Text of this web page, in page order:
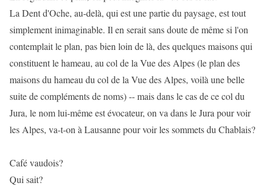
La Dent d'Oche, au-delà, qui est une partie du paysage, est tout
simplement inimaginable. Il en serait sans doute de même si l'on
contemplait le plan, pas bien loin de là, des quelques maisons qui
constituent le hameau, au col de la Vue des Alpes (le plan des
maisons du hameau du col de la Vue des Alpes, voilà une belle
suite de compléments de noms) -- mais dans le cas de ce col du
Jura, le nom lui-même est évocateur, on va dans le Jura pour voir
les Alpes, va-t-on à Lausanne pour voir les sommets du Chablais?
Café vaudois?
Qui sait?